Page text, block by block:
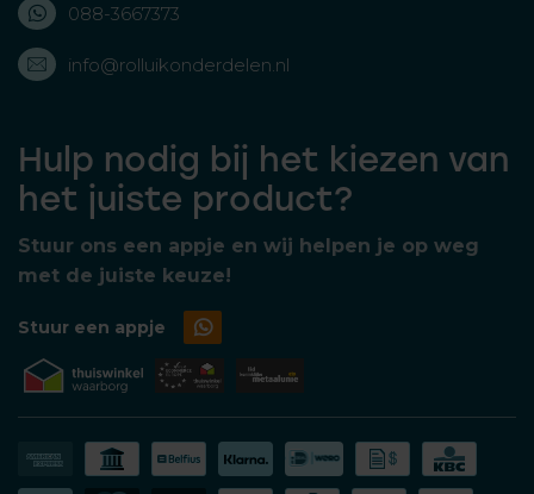
088-3667373
info@rolluikonderdelen.nl
Hulp nodig bij het kiezen van
het juiste product?
Stuur ons een appje en wij helpen je op weg
met de juiste keuze!
Stuur een appje